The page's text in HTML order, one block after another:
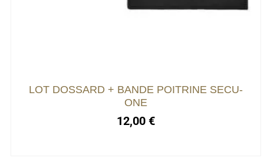
LOT DOSSARD + BANDE POITRINE SECU-
ONE
12,00 €